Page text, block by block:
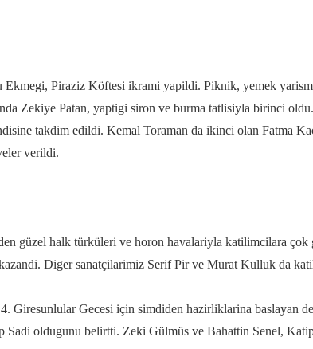
Ekmegi, Piraziz Köftesi ikrami yapildi. Piknik, yemek
Zekiye Patan, yaptigi siron ve burma tatlisiyla birinci
takdim edildi. Kemal Toraman da ikinci olan Fatma
verildi.
güzel halk türküleri ve horon havalariyla katilimcilara
Diger sanatçilarimiz Serif Pir ve Murat Kulluk da
4. Giresunlular Gecesi için simdiden hazirliklarina baslayan
Sadi oldugunu belirtti. Zeki Gülmüs ve Bahattin Senel,